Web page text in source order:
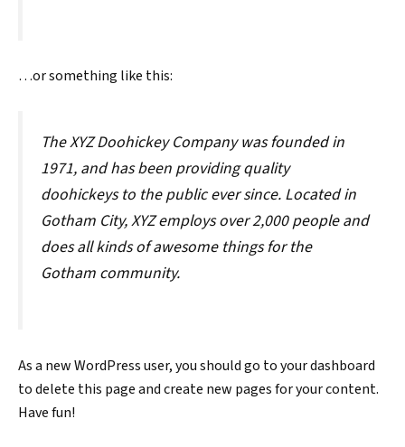
…or something like this:
The XYZ Doohickey Company was founded in
1971, and has been providing quality
doohickeys to the public ever since. Located in
Gotham City, XYZ employs over 2,000 people and
does all kinds of awesome things for the
Gotham community.
As a new WordPress user, you should go toyour dashboard
to delete this page and create new pages for your content.
Have fun!